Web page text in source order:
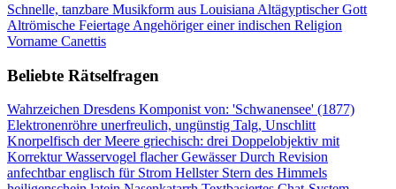
Schnelle, tanzbare Musikform aus Louisiana Altägyptischer Gott
Altrömische Feiertage Angehöriger einer indischen Religion
Vorname Canettis
Beliebte Rätselfragen
Wahrzeichen Dresdens Komponist von: 'Schwanensee' (1877)
Elektronenröhre unerfreulich, ungünstig Talg, Unschlitt
Knorpelfisch der Meere griechisch: drei Doppelobjektiv mit
KorrekturWasservogel flacher GewässerDurch Revision
anfechtbarenglisch für Strom Hellster Stern des Himmels